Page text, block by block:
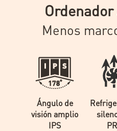
Menos
Ángulo de
visión amplio
IPS